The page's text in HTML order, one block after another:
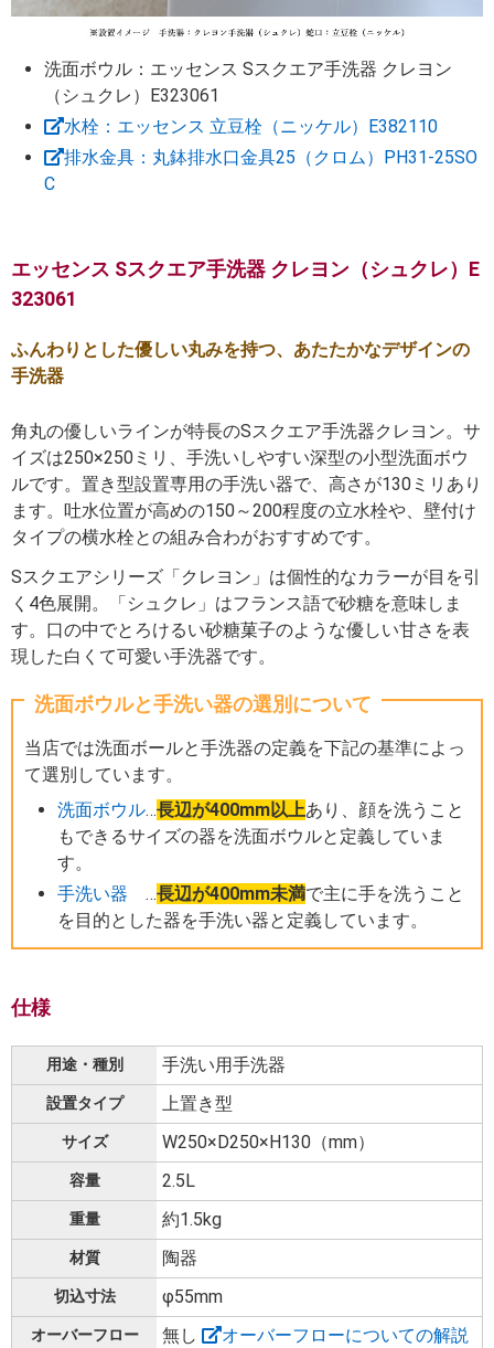
洗面ボウル：エッセンス Sスクエア手洗器 クレヨン
（シュクレ）E323061
水栓：エッセンス 立豆栓（ニッケル）E382110
排水金具：丸鉢排水口金具25（クロム）PH31-25SO
C
エッセンス Sスクエア手洗器 クレヨン（シュクレ）E
323061
ふんわりとした優しい丸みを持つ、あたたかなデザインの
手洗器
角丸の優しいラインが特長のSスクエア手洗器クレヨン。サ
イズは250×250ミリ、手洗いしやすい深型の小型洗面ボウ
ルです。置き型設置専用の手洗い器で、高さが130ミリあり
ます。吐水位置が高めの150～200程度の立水栓や、壁付け
タイプの横水栓との組み合わがおすすめです。
Sスクエアシリーズ「クレヨン」は個性的なカラーが目を引
く4色展開。「シュクレ」はフランス語で砂糖を意味しま
す。口の中でとろけるい砂糖菓子のような優しい甘さを表
現した白くて可愛い手洗器です。
洗面ボウルと手洗い器の選別について
当店では洗面ボールと手洗器の定義を下記の基準によっ
て選別しています。
洗面ボウル…長辺が400mm以上あり、顔を洗うこと
もできるサイズの器を洗面ボウルと定義していま
す。
手洗い器 …長辺が400mm未満で主に手を洗うこと
を目的とした器を手洗い器と定義しています。
仕様
用途・種別 手洗い用手洗器
設置タイプ 上置き型
サイズ W250×D250×H130（mm）
容量 2.5L
重量 約1.5kg
材質 陶器
切込寸法 φ55mm
オーバーフロー 無し オーバーフローについての解説